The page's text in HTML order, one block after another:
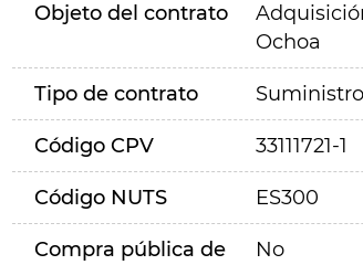
Objeto del contrato
Ochoa
Tipo de contrato
Código CPV 33111721-1
Código NUTS ES300
Compra pública de
No